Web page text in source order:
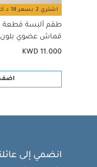
اشتري 2 بسعر 18 د.ك
طقم ألبسة قطعة
قماش عضوي بلون
KWD 11.000
اضف
انضمي إلى